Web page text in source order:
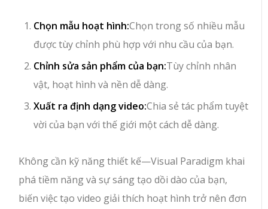
Chọn mẫu hoạt hình:Chọn trong số nhiều mẫu
được tùy chỉnh phù hợp với nhu cầu của bạn.
Chỉnh sửa sản phẩm của bạn:Tùy chỉnh nhân
vật, hoạt hình và nền dễ dàng.
Xuất ra định dạng video:Chia sẻ tác phẩm tuyệt
vời của bạn với thế giới một cách dễ dàng.
Không cần kỹ năng thiết kế—Visual Paradigm khai
phá tiềm năng và sự sáng tạo dồi dào của bạn,
biến việc tạo video giải thích hoạt hình trở nên đơn